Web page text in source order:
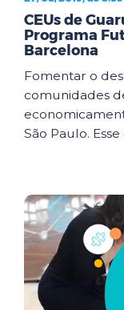
CEUs de
Programa
Barcelona
Fomentar o
comunidades
São Paulo. Esse